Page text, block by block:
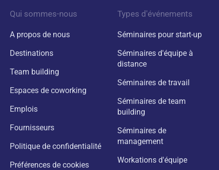
Qui sommes-nous
A propos de nous
Destinations
Team building
Espaces de coworking
Emplois
Fournisseurs
Politique de confidentialité
Préférences de cookies
Types d'événements
Séminaires pour start-up
Séminaires d'équipe à
distance
Séminaires de travail
Séminaires de team
building
Séminaires de
management
Workations d'équipe